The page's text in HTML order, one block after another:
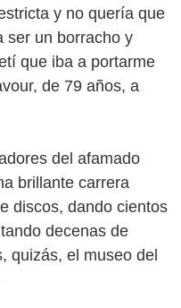
y no quería que
ser un borracho y
que iba a portarme
de 79 años, a
del afamado
brillante carrera
discos, dando cientos
decenas de
quizás, el museo del